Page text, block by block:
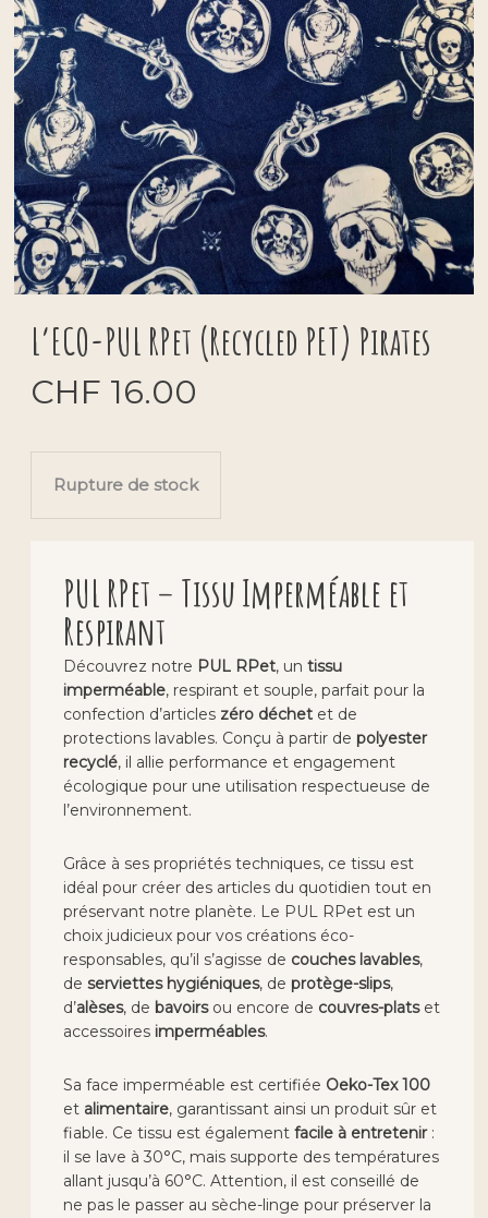
L’ECO-PUL RPet (Recycled PET) Pirates
CHF 16.00
Rupture de stock
PUL RPet – Tissu Imperméable et
Respirant
Découvrez notre PUL RPet, untissu
imperméable, respirant et souple, parfait pour la
confection d’articles zéro déchet et de
protections lavables. Conçu à partir depolyester
recyclé, il allie performance et engagement
écologique pour une utilisation respectueuse de
l’environnement.
Grâce à ses propriétés techniques, ce tissu est
idéal pour créer des articles du quotidien tout en
préservant notre planète. Le PUL RPet est un
choix judicieux pour vos créations éco-
responsables, qu’il s’agisse de couches lavables,
deserviettes hygiéniques, deprotège-slips,
d’alèses, de bavoirsou encore de couvres-platset
accessoires imperméables.
Sa face imperméable est certifiée Oeko-Tex 100
et alimentaire, garantissant ainsi un produit sûr et
fiable. Ce tissu est égalementfacile à entretenir:
il se lave à 30°C, mais supporte des températures
allant jusqu’à 60°C. Attention, il est conseillé de
ne pas le passer au sèche-linge pour préserver la